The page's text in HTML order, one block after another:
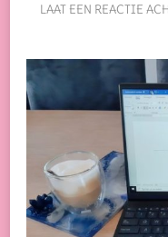
LAAT EEN REACTIE